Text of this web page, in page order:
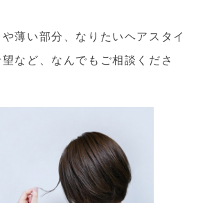
薄い部分、なりたいヘアスタイ
など、なんでもご相談くださ